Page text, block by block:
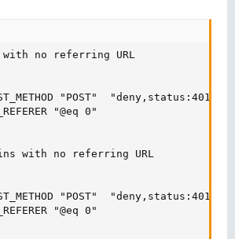
with no referring URL
"POST"
"@eq 0"
with no referring URL
"POST"
"@eq 0"